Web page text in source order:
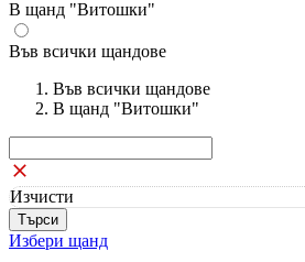
В щанд "Витошки"
Във всички щандове
Във всички щандове
В щанд "Витошки"
Изчисти
Избери щанд